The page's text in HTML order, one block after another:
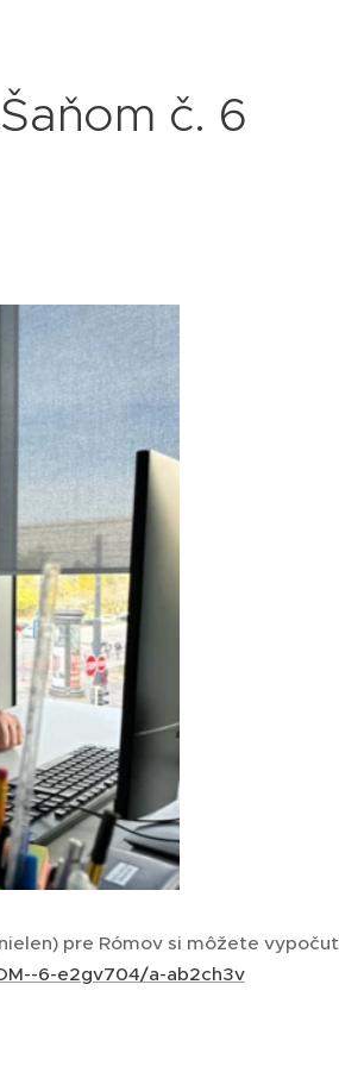
č. 6
pre Rómov si môžete vypočuť
6-e2gv704/a-ab2ch3v